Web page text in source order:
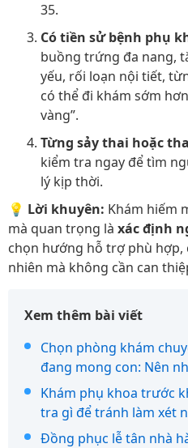
35.
Có tiền sử bệnh phụ
buồng trứng đa nang,
yếu, rối loạn nội tiết,
có thể đi khám sớm
vàng”.
Từng sảy thai hoặc
kiểm tra ngay để tìm
lý kịp thời.
💡 Lời khuyên: Khám hiếm
mà quan trọng là xác định
chọn hướng hỗ trợ phù
nhiên mà không cần can
Xem thêm bài viết
Chọn phòng khám
đang mong con: Nên
Khám phụ khoa trước
tra gì để tránh làm xét
Đồng phục lễ tân nhà